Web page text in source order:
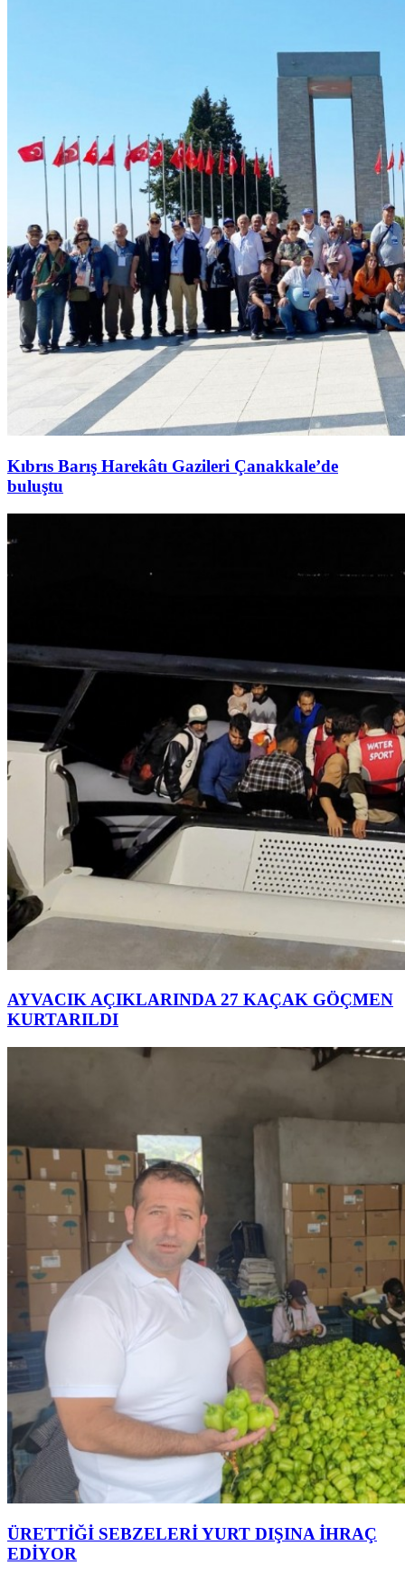
Kıbrıs Barış Harekâtı Gazileri Çanakkale’de
buluştu
AYVACIK AÇIKLARINDA 27 KAÇAK GÖÇMEN
KURTARILDI
ÜRETTİĞİ SEBZELERİ YURT DIŞINA İHRAÇ
EDİYOR